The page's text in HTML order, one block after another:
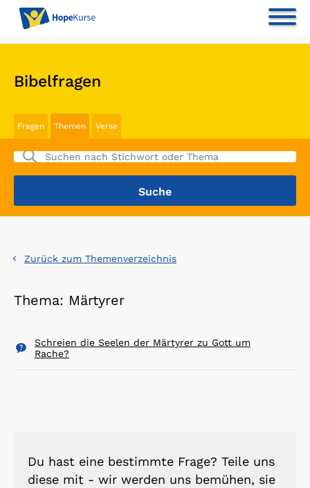
Bibelfragen
Fragen Themen Verse
Zurück zum Themenverzeichnis
Thema: Märtyrer
Schreien die Seelen der Märtyrer zu Gott um
Rache?
Du hast eine bestimmte Frage? Teile uns
diese mit - wir werden uns bemühen, sie